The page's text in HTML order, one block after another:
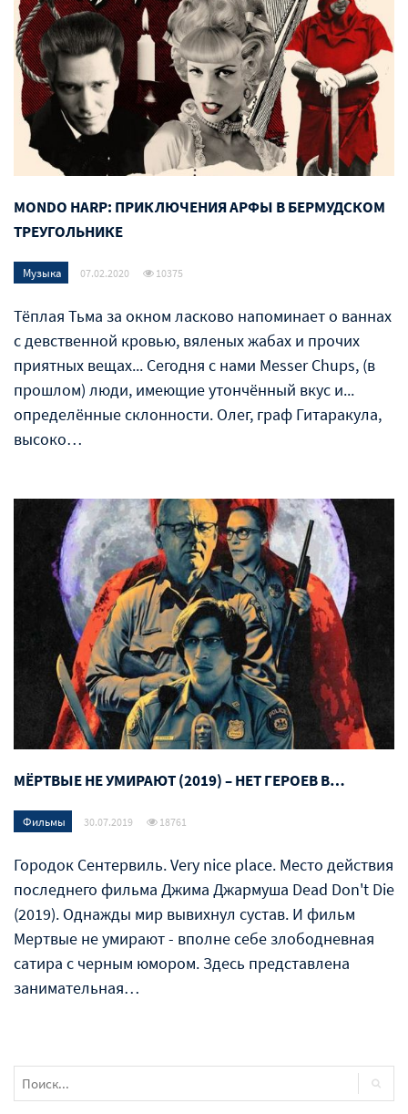
MONDO HARP: ПРИКЛЮЧЕНИЯ АРФЫ В БЕРМУДСКОМ
ТРЕУГОЛЬНИКЕ
Музыка 07.02.2020 10375
Тёплая Тьма за окном ласково напоминает о ваннах
с девственной кровью, вяленых жабах и прочих
приятных вещах... Сегодня с нами Messer Chups, (в
прошлом) люди, имеющие утончённый вкус и...
определённые склонности. Олег, граф Гитаракула,
высоко…
МЁРТВЫЕ НЕ УМИРАЮТ (2019) – НЕТ ГЕРОЕВ В…
Фильмы 30.07.2019 18761
Городок Сентервиль. Very nice place. Место действия
последнего фильма Джима Джармуша Dead Don't Die
(2019). Однажды мир вывихнул сустав. И фильм
Мертвые не умирают - вполне себе злободневная
сатира с черным юмором. Здесь представлена
занимательная…